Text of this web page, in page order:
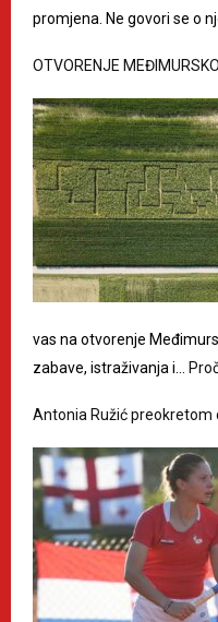
promjena. Ne govori se o
OTVORENJE
vas na otvorenje
zabave, istraživanja i…
Antonia Ružić preokretom